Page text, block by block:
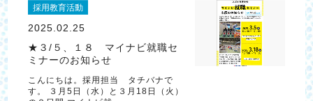
採用教育活動
2025.02.25
★３/５、１８ マイナビ就職セ
ミナーのお知らせ
こんにちは。採用担当 タチバナで
す。 ３月5日（水）と３月18日（火）